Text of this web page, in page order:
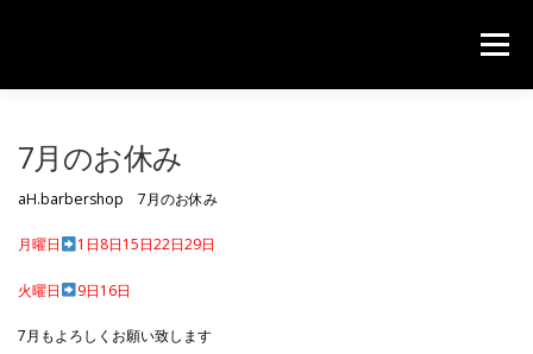
メニュー
7月のお休み
aH.barbershop 7月のお休み
月曜日 1日8日15日22日29日
火曜日 9日16日
7月もよろしくお願い致します